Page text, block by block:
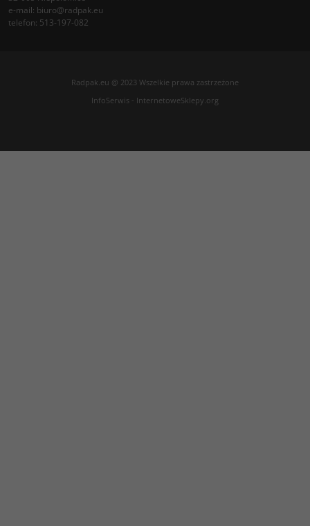
e-mail: biuro@radpak.eu
telefon: 513-197-082
Radpak.eu @ 2023 Wszelkie prawa zastrzeżone
InfoSerwis - InternetoweSklepy.org